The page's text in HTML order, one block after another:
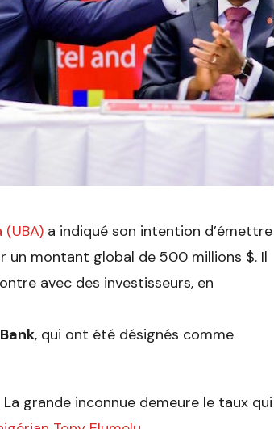
a indiqué son intention d’émettre
montant global de 500 millions $. Il
avec des investisseurs, en
, qui ont été désignés comme
grande inconnue demeure le taux qui